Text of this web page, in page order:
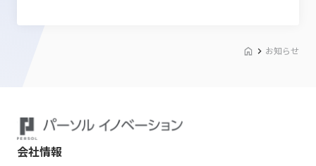
お知らせ
会社情報